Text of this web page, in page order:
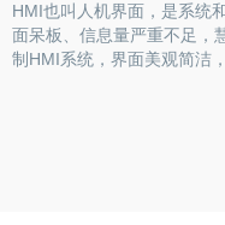
HMI也叫人机界面，是系统
面呆板、信息量严重不足，
制HMI系统，界面美观简洁